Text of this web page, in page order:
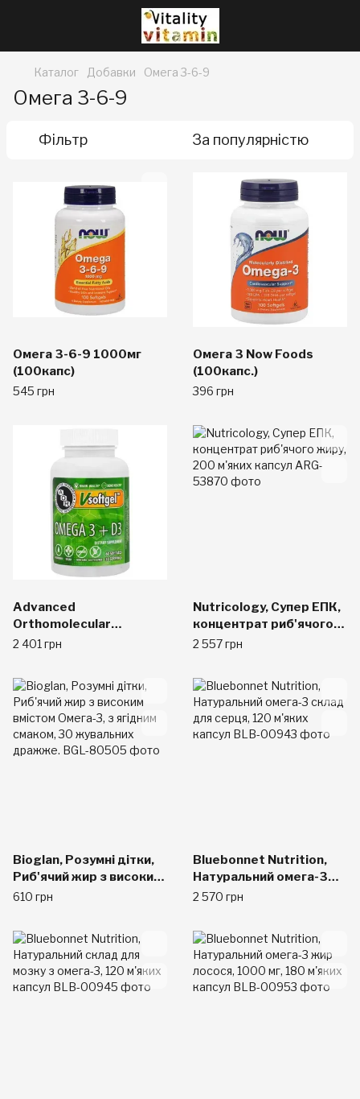
Каталог Добавки Омега 3-6-9
Омега 3-6-9
Фільтр За популярністю
Омега 3-6-9 1000мг
(100капс)
545 грн
Омега 3 Now Foods
(100капс.)
396 грн
Advanced
Orthomolecular
Research AOR, Omega 3
2 401 грн
Nutricology, Супер ЕПК,
концентрат риб'ячого
жиру, 200 м'яких капсул
2 557 грн
Bioglan, Розумні дітки,
Риб'ячий жир з високим
вмістом Омега-3, з
жувальних дражже.
610 грн
Bluebonnet Nutrition,
Натуральний омега-3
склад для серця, 120
2 570 грн